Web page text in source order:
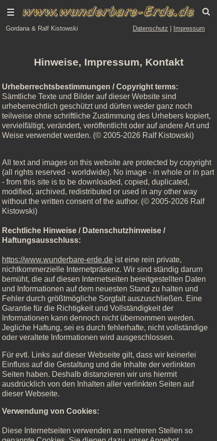
Gordana & Ralf Kistowski Datenschutz Impressum
Hinweise, Impressum, Kontakt
Urheberrechtsbestimmungen / Copyright terms:
Sämtliche Texte und Bilder auf dieser Website sind
urheberrechtlich geschützt und dürfen weder ganz noch
teilweise ohne schriftliche Zustimmung des Urhebers kopiert,
vervielfältigt, verändert, veröffentlicht oder auf andere Art und
Weise verwendet werden. (© 2005-2026 Ralf Kistowski)
All text and images on this website are protected by copyright
(all rights reserved - worldwide). No image - in whole or in part
- from this site is to be downloaded, copied, duplicated,
modified, archived, redistributed or used in any other way
without the written consent of the author. (© 2005-2026 Ralf
Kistowski)
Rechtliche Hinweise / Datenschutzhinweise /
Haftungsausschluss:
https://www.wunderbare-erde.de ist eine rein private,
nichtkommerzielle Internetpräsenz. Wir sind ständig darum
bemüht, die auf diesen Internetseiten bereitgestellten Daten
und Informationen auf dem neuesten Stand zu halten und
Fehler durch größtmögliche Sorgfalt auszuschließen. Eine
Garantie für die Richtigkeit und Vollständigkeit der
Informationen kann dennoch nicht übernommen werden.
Jegliche Haftung, sei es durch fehlerhafte, nicht vollständige
oder veraltete Informationen wird ausgeschlossen.
Für evtl. Links auf dieser Webseite gilt, dass wir keinerlei
Einfluss auf die Gestaltung und die Inhalte der verlinkten
Seiten haben. Deshalb distanzieren wir uns hiermit
ausdrücklich von den Inhalten aller verlinkten Seiten auf
dieser Webseite.
Verwendung von Cookies:
Diese Internetseiten verwenden an mehreren Stellen so